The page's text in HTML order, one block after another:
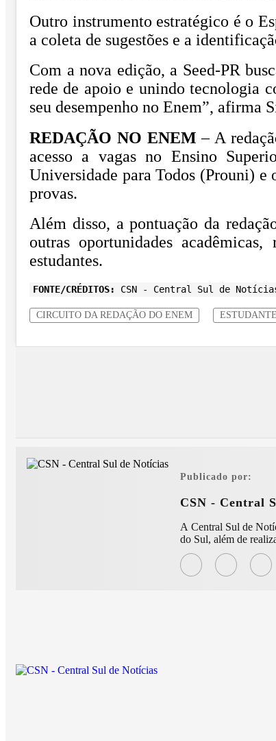
Outro instrumento estratégico é o
a coleta de sugestões e a
Com a nova edição, a Seed-PR
rede de apoio e unindo tecnologia
seu desempenho no Enem”, afirma
REDAÇÃO NO ENEM – A
acesso a vagas no Ensino
Universidade para Todos (Prouni) e
provas.
Além disso, a pontuação da
outras oportunidades
estudantes.
FONTE/CRÉDITOS: CSN - Central Sul de
CIRCUITO DA REDAÇÃO DO ENEM
Publicado por:
CSN - Central
A Central Sul de Notícias é uma moderna e
do Sul, além de